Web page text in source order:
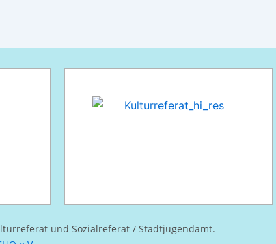
und Sozialreferat / Stadtjugendamt.